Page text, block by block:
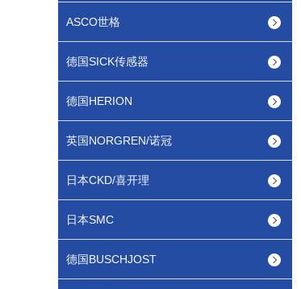
ASCO世格
德国SICK传感器
德国HERION
英国NORGREN/诺冠
日本CKD/喜开理
日本SMC
德国BUSCHJOST